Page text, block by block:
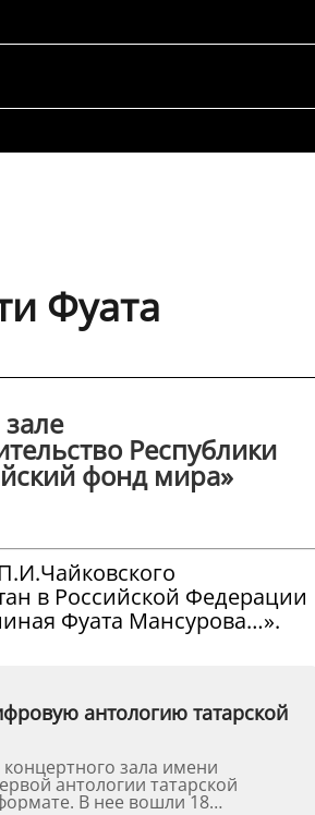
Фуата
Республики
фонд мира»
в Российской Федерации
Фуата Мансурова…».
антологию татарской
зала имени
антологии татарской
В нее вошли 18